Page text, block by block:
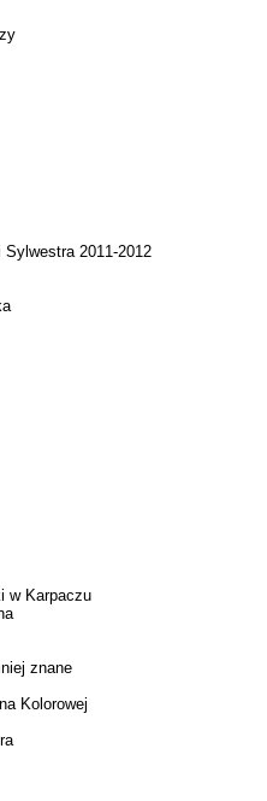
2011-2012
w Karpaczu
znane
Kolorowej